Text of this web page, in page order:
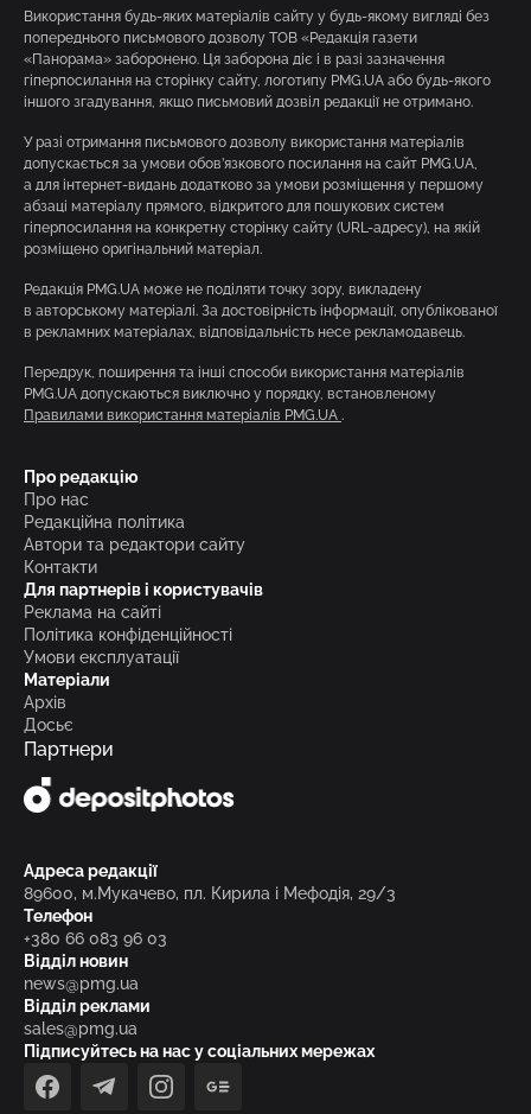
Використання будь-яких матеріалів сайту у будь-якому вигляді без
попереднього письмового дозволу ТОВ «Редакція газети
«Панорама» заборонено. Ця заборона діє і в разі зазначення
гіперпосилання на сторінку сайту, логотипу PMG.UA або будь-якого
іншого згадування, якщо письмовий дозвіл редакції не отримано.
У разі отримання письмового дозволу використання матеріалів
допускається за умови обов’язкового посилання на сайт PMG.UA,
а для інтернет-видань додатково за умови розміщення у першому
абзаці матеріалу прямого, відкритого для пошукових систем
гіперпосилання на конкретну сторінку сайту (URL-адресу), на якій
розміщено оригінальний матеріал.
Редакція PMG.UA може не поділяти точку зору, викладену
в авторському матеріалі. За достовірність інформації, опублікованої
в рекламних матеріалах, відповідальність несе рекламодавець.
Передрук, поширення та інші способи використання матеріалів
PMG.UA допускаються виключно у порядку, встановленому
Правилами використання матеріалів PMG.UA .
Про редакцію
Про нас
Редакційна політика
Автори та редактори сайту
Контакти
Для партнерів і користувачів
Реклама на сайті
Політика конфіденційності
Умови експлуатації
Матеріали
Архів
Досьє
Партнери
Адреса редакції
89600, м.Мукачево, пл. Кирила і Мефодія, 29/3
Телефон
+380 66 083 96 03
Відділ новин
news@pmg.ua
Відділ реклами
sales@pmg.ua
Підписуйтесь на нас у соціальних мережах
facebooktelegraminstagramgoogle_news